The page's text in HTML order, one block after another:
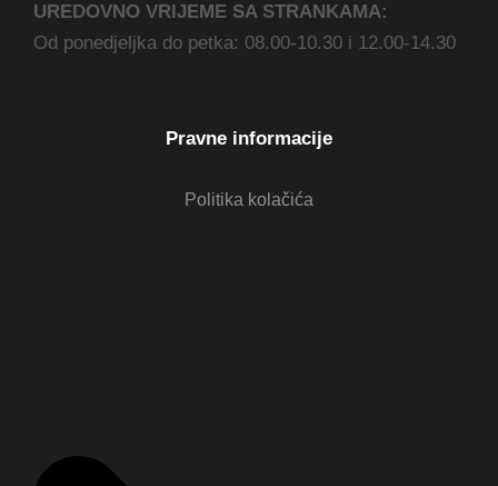
UREDOVNO VRIJEME SA STRANKAMA:
Od ponedjeljka do petka: 08.00-10.30 i 12.00-14.30
Pravne informacije
Politika kolačića